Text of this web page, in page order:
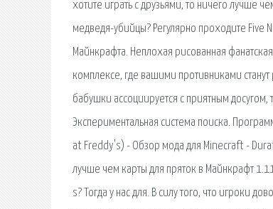
хотите играть с друзьями, то ничего лучше
медведя-убийцы? Регулярно проходите Five
Майнкрафта. Неплохая рисованная
комплексе, где вашими противниками
бабушки ассоциируется с приятным
Экспериментальная система поиска.
at Freddy's) - Обзор мода для Minecraft -
лучше чем карты для пряток в Майнкрафт
s? Тогда у нас для. В силу того, что игроки